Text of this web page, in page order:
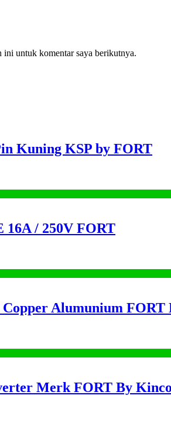
ini untuk komentar saya berikutnya.
Kuning KSP by FORT
16A / 250V FORT
Alumunium FORT
Merk FORT By Kinco